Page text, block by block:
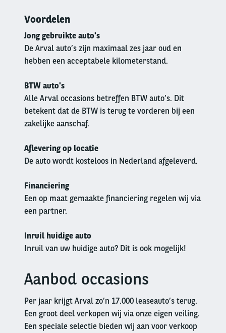
Voordelen
Jong gebruikte auto's
De Arval auto’s zijn maximaal zes jaar oud en
hebben een acceptabele kilometerstand.
BTW auto's
Alle Arval occasions betreffen BTW auto’s. Dit
betekent dat de BTW is terug te vorderen bij een
zakelijke aanschaf.
Aflevering op locatie
De auto wordt kosteloos in Nederland afgeleverd.
Financiering
Een op maat gemaakte financiering regelen wij via
een partner.
Inruil huidige auto
Inruil van uw huidige auto? Dit is ook mogelijk!
columnAanbod occasions
Per jaar krijgt Arval zo’n 17.000 leaseauto’s terug.
Een groot deel verkopen wij via onze eigen veiling.
Een speciale selectie bieden wij aan voor verkoop